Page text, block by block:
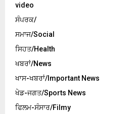
video
ਸੰਪਰਕ/
ਸਮਾਜ/Social
ਸਿਹਤ/Health
ਖਬਰਾਂ/News
ਖਾਸ-ਖਬਰਾਂ/Important News
ਖੇਡ-ਜਗਤ/Sports News
ਫਿਲਮ-ਸੰਸਾਰ/Filmy